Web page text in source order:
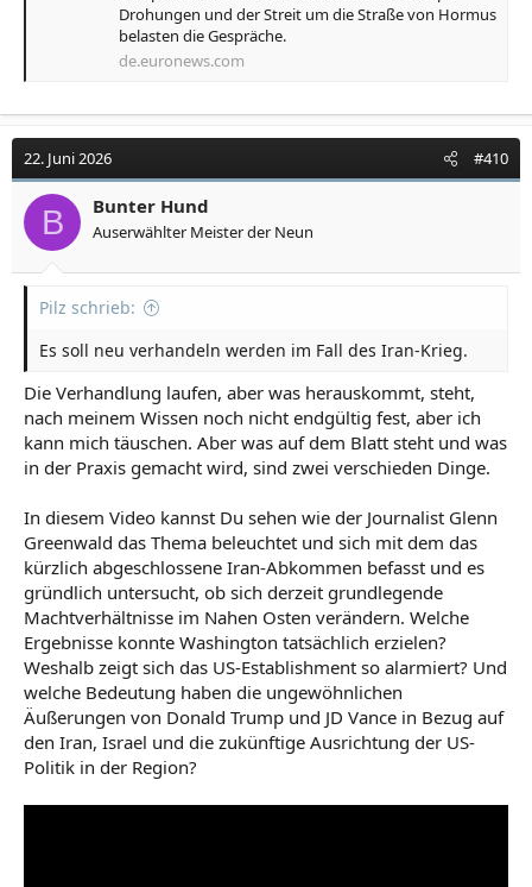
Drohungen und der Streit um die Straße von Hormus
belasten die Gespräche.
de.euronews.com
22. Juni 2026 #410
B Bunter Hund
Auserwählter Meister der Neun
Pilz schrieb:
Es soll neu verhandeln werden im Fall des Iran-Krieg.
Die Verhandlung laufen, aber was herauskommt, steht,
nach meinem Wissen noch nicht endgültig fest, aber ich
kann mich täuschen. Aber was auf dem Blatt steht und was
in der Praxis gemacht wird, sind zwei verschieden Dinge.
In diesem Video kannst Du sehen wie der Journalist Glenn
Greenwald das Thema beleuchtet und sich mit dem das
kürzlich abgeschlossene Iran-Abkommen befasst und es
gründlich untersucht, ob sich derzeit grundlegende
Machtverhältnisse im Nahen Osten verändern. Welche
Ergebnisse konnte Washington tatsächlich erzielen?
Weshalb zeigt sich das US-Establishment so alarmiert? Und
welche Bedeutung haben die ungewöhnlichen
Äußerungen von Donald Trump und JD Vance in Bezug auf
den Iran, Israel und die zukünftige Ausrichtung der US-
Politik in der Region?